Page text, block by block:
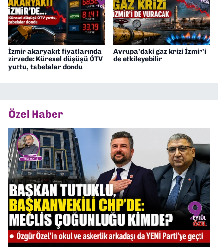
İzmir akaryakıt fiyatlarında
zirvede: Küresel düşüşü ÖTV
yuttu, tabelalar dondu
Avrupa’daki gaz krizi İzmir’i
de etkileyebilir
Özel Haber